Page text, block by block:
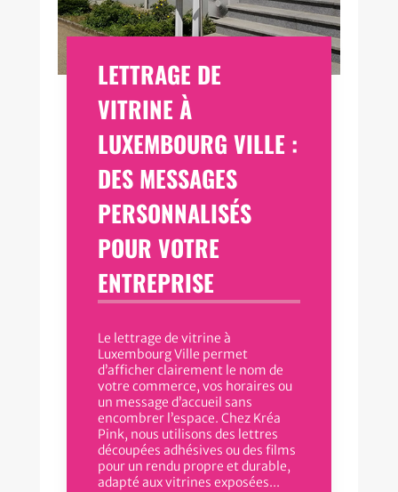
LETTRAGE DE
VITRINE À
LUXEMBOURG VILLE :
DES MESSAGES
PERSONNALISÉS
POUR VOTRE
ENTREPRISE
Le lettrage de vitrine à
Luxembourg Ville permet
d’afficher clairement le nom de
votre commerce, vos horaires ou
un message d’accueil sans
encombrer l’espace. Chez Kréa
Pink, nous utilisons des lettres
découpées adhésives ou des films
pour un rendu propre et durable,
adapté aux vitrines exposées...